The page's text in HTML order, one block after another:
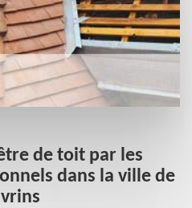
de toit par les
dans la ville de